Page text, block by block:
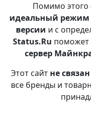
Помимо этого
идеальный режим
версии и с
Status.Ru поможет
сервер
Этот сайт не
все бренды и